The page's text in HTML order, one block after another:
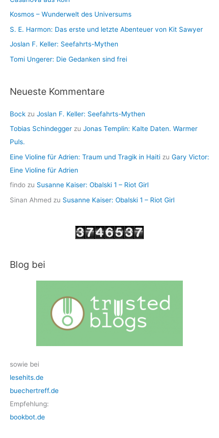
Kosmos – Wunderwelt des Universums
S. E. Harmon: Das erste und letzte Abenteuer von Kit Sawyer
Joslan F. Keller: Seefahrts-Mythen
Tomi Ungerer: Die Gedanken sind frei
Neueste Kommentare
Bock zu Joslan F. Keller: Seefahrts-Mythen
Tobias Schindegger zu Jonas Templin: Kalte Daten. Warmer
Puls.
Eine Violine für Adrien: Traum und Tragik in Haiti zu Gary Victor:
Eine Violine für Adrien
findo zu Susanne Kaiser: Obalski 1 – Riot Girl
Sinan Ahmed zu Susanne Kaiser: Obalski 1 – Riot Girl
Blog bei
sowie bei
lesehits.de
buechertreff.de
Empfehlung:
bookbot.de